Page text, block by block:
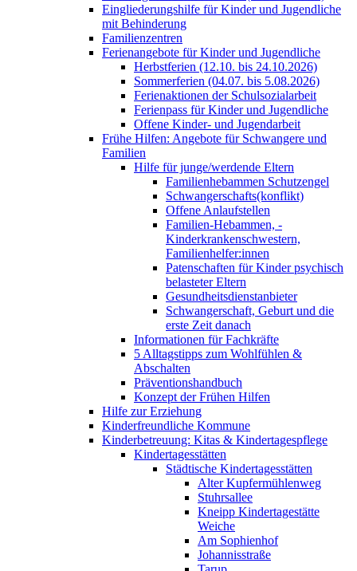
Eingliederungshilfe für Kinder und Jugendliche
mit Behinderung
Familienzentren
Ferienangebote für Kinder und Jugendliche
Herbstferien (12.10. bis 24.10.2026)
Sommerferien (04.07. bis 5.08.2026)
Ferienaktionen der Schulsozialarbeit
Ferienpass für Kinder und Jugendliche
Offene Kinder- und Jugendarbeit
Frühe Hilfen: Angebote für Schwangere und
Familien
Hilfe für junge/werdende Eltern
Familienhebammen Schutzengel
Schwangerschafts(konflikt)
Offene Anlaufstellen
Familien-Hebammen, -
Kinderkrankenschwestern,
Familienhelfer:innen
Patenschaften für Kinder psychisch
belasteter Eltern
Gesundheitsdienstanbieter
Schwangerschaft, Geburt und die
erste Zeit danach
Informationen für Fachkräfte
5 Alltagstipps zum Wohlfühlen &
Abschalten
Präventionshandbuch
Konzept der Frühen Hilfen
Hilfe zur Erziehung
Kinderfreundliche Kommune
Kinderbetreuung: Kitas & Kindertagespflege
Kindertagesstätten
Städtische Kindertagesstätten
Alter Kupfermühlenweg
Stuhrsallee
Kneipp Kindertagestätte
Weiche
Am Sophienhof
Johannisstraße